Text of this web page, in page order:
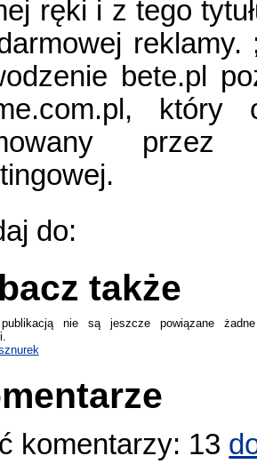
ręki i z tego
reklamy.
bete.pl
który
przez
do:
także
nie są jeszcze powiązane żadne
komentarzy: 13